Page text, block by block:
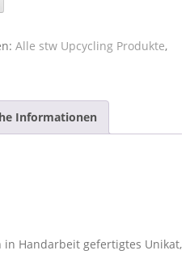
Alle stw Upcycling Produkte,
Informationen
in Handarbeit gefertigtes Unikat,